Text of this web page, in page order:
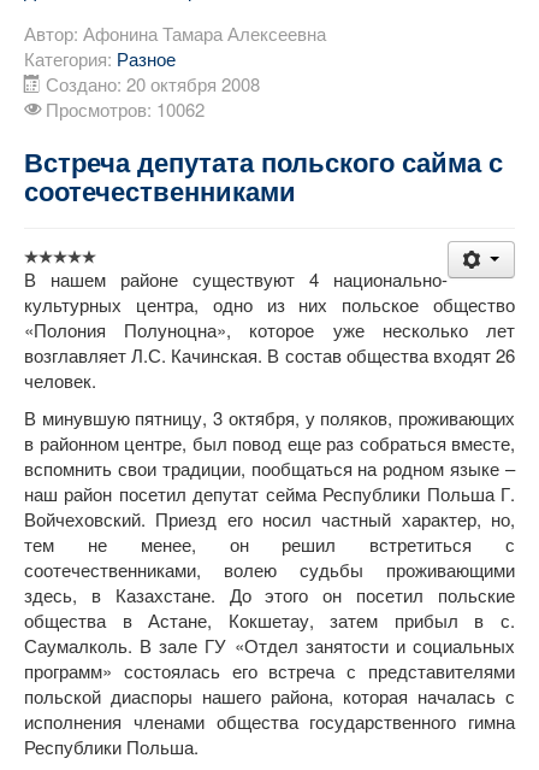
Автор: Афонина Тамара Алексеевна
Категория: Разное
Создано: 20 октября 2008
Просмотров: 10062
Встреча депутата польского сайма с
соотечественниками
В нашем районе существуют 4 национально-
культурных центра, одно из них польское общество
«Полония Полуноцна», которое уже несколько лет
возглавляет Л.С. Качинская. В состав общества входят 26
человек.
В минувшую пятницу, 3 октября, у поляков, проживающих
в районном центре, был повод еще раз собраться вместе,
вспомнить свои традиции, пообщаться на родном языке –
наш район посетил депутат сейма Республики Польша Г.
Войчеховский. Приезд его носил частный характер, но,
тем не менее, он решил встретиться с
соотечественниками, волею судьбы проживающими
здесь, в Казахстане. До этого он посетил польские
общества в Астане, Кокшетау, затем прибыл в с.
Саумалколь. В зале ГУ «Отдел занятости и социальных
программ» состоялась его встреча с представителями
польской диаспоры нашего района, которая началась с
исполнения членами общества государственного гимна
Республики Польша.